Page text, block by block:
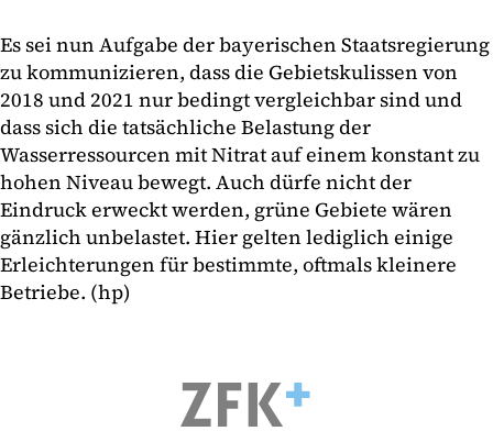
Es sei nun Aufgabe der bayerischen Staatsregierung
zu kommunizieren, dass die Gebietskulissen von
2018 und 2021 nur bedingt vergleichbar sind und
dass sich die tatsächliche Belastung der
Wasserressourcen mit Nitrat auf einem konstant zu
hohen Niveau bewegt. Auch dürfe nicht der
Eindruck erweckt werden, grüne Gebiete wären
gänzlich unbelastet. Hier gelten lediglich einige
Erleichterungen für bestimmte, oftmals kleinere
Betriebe. (hp)